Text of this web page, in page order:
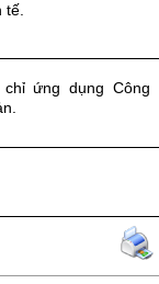
tế.
ứng dụng Công